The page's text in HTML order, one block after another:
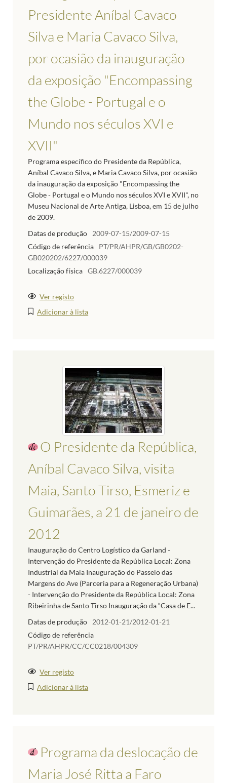
Presidente Aníbal Cavaco
Silva e Maria Cavaco Silva,
por ocasião da inauguração
da exposição "Encompassing
the Globe - Portugal e o
Mundo nos séculos XVI e
XVII"
Programa específico do Presidente da República,
Aníbal Cavaco Silva, e Maria Cavaco Silva, por ocasião
da inauguração da exposição "Encompassing the
Globe - Portugal e o Mundo nos séculos XVI e XVII", no
Museu Nacional de Arte Antiga, Lisboa, em 15 de julho
de 2009.
Datas de produção
2009-07-15/2009-07-15
Código de referência
PT/PR/AHPR/GB/GB0202-
GB020202/6227/000039
Localização física GB.6227/000039
Ver registo
Adicionar à lista
O Presidente da República,
Aníbal Cavaco Silva, visita
Maia, Santo Tirso, Esmeriz e
Guimarães, a 21 de janeiro de
2012
Inauguração do Centro Logístico da Garland -
Intervenção do Presidente da República Local: Zona
Industrial da Maia Inauguração do Passeio das
Margens do Ave (Parceria para a Regeneração Urbana)
- Intervenção do Presidente da República Local: Zona
Ribeirinha de Santo Tirso Inauguração da “Casa de E...
Datas de produção
2012-01-21/2012-01-21
Código de referência
PT/PR/AHPR/CC/CC0218/004309
Ver registo
Adicionar à lista
Programa da deslocação de
Maria José Ritta a Faro